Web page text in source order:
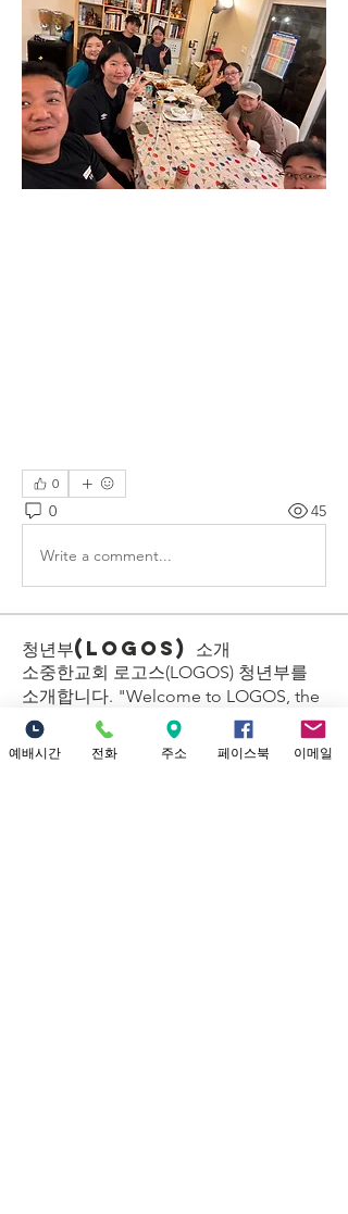
0
0 45
Write a comment...
청년부(LOGOS) 소개
소중한교회 로고스(LOGOS) 청년부를
소개합니다. "Welcome to LOGOS, the
Young Ad...
더보기
예배시간 전화 주소 페이스북 이메일